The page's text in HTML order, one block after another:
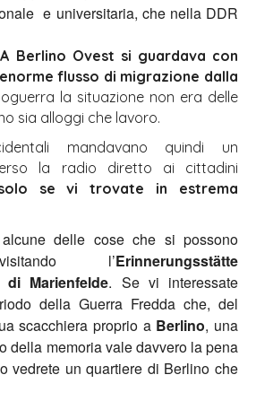
e universitaria, che nella DDR
A Berlino Ovest si guardava con
flusso di migrazione dalla
la situazione non era delle
sia alloggi che lavoro.
mandavano quindi un
la radio diretto ai cittadini
se vi trovate in estrema
delle cose che si possono
l’Erinnerungsstätte
di Marienfelde. Se vi interessate
della Guerra Fredda che, del
scacchiera proprio a Berlino, una
della memoria vale davvero la pena
vedrete un quartiere di Berlino che